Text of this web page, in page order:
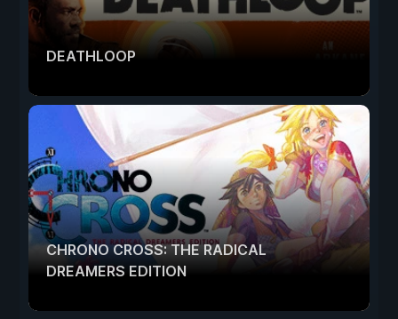
DEATHLOOP
CHRONO CROSS: THE RADICAL
DREAMERS EDITION